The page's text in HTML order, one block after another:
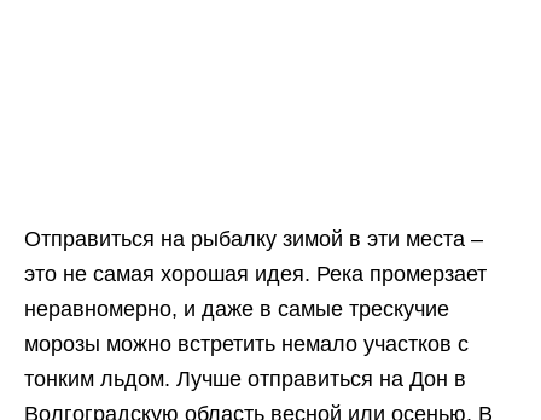
Отправиться на рыбалку зимой в эти места –
это не самая хорошая идея. Река промерзает
неравномерно, и даже в самые трескучие
морозы можно встретить немало участков с
тонким льдом. Лучше отправиться на Дон в
Волгоградскую область весной или осенью. В